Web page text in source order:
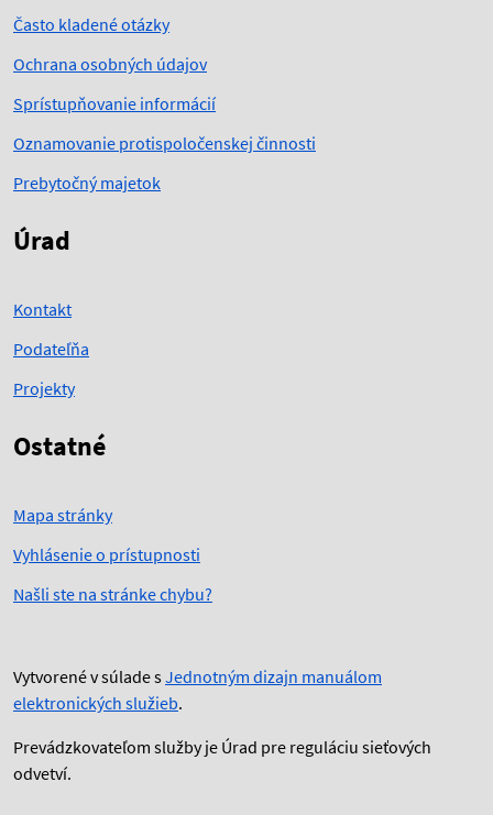
Často kladené otázky
Ochrana osobných údajov
Sprístupňovanie informácií
Oznamovanie protispoločenskej činnosti
Prebytočný majetok
Úrad
Kontakt
Podateľňa
Projekty
Ostatné
Mapa stránky
Vyhlásenie o prístupnosti
Našli ste na stránke chybu?
Vytvorené v súlade sJednotným dizajn manuálom
elektronických služieb.
Prevádzkovateľom služby je Úrad pre reguláciu sieťových
odvetví.